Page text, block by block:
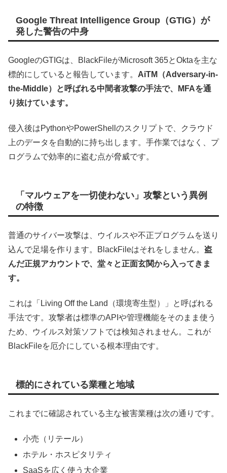
Google Threat Intelligence Group（GTIG）が
発した警告の中身
GoogleのGTIGは、BlackFileがMicrosoft 365とOktaを主な
標的にしていると報告しています。 AiTM（Adversary-in-
the-Middle）と呼ばれる中間者攻撃の手法で、MFAを通
り抜けています。
侵入後はPythonやPowerShellのスクリプトで、クラウド
上のデータを自動的に持ち出します。手作業ではなく、プ
ログラムで効率的に盗む点が脅威です。
「マルウェアを一切使わない」攻撃という異例
の特徴
普通のサイバー攻撃は、ウイルスや不正プログラムを送り
込んで足場を作ります。BlackFileはそれをしません。 盗
んだ正規アカウントで、堂々と正面玄関から入ってきま
す。
これは「Living Off the Land（環境寄生型）」と呼ばれる
手法です。攻撃者は標準のAPIや管理機能をそのまま使う
ため、ウイルス対策ソフトでは検知されません。これが
BlackFileを厄介にしている根本理由です。
標的にされている業種と地域
これまでに確認されている主な被害業種は次の通りです。
小売（リテール）
ホテル・ホスピタリティ
SaaSを広く使う大企業